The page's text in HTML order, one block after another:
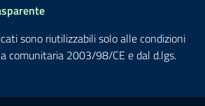
sono riutilizzabili solo alle condizioni
comunitaria 2003/98/CE e dal d.lgs.